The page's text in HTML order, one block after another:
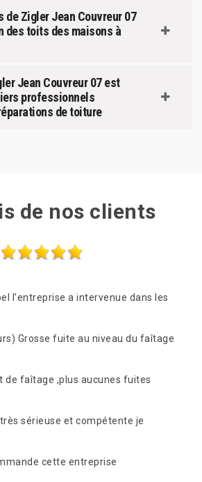
de Zigler Jean Couvreur 07
des toits des maisons à
Jean Couvreur 07 est
professionnels
de toiture
de nos clients
Très rapide et à l’écoute Très
Je recommande fortement